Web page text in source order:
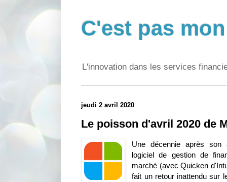
C'est pas
L'innovation dans les services
jeudi 2 avril 2020
Le poisson d'avril 2020 de
Une décennie après son
logiciel de gestion de
marché (avec Quicken
fait un retour inattendu sur